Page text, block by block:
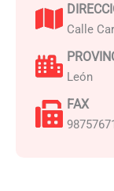
Calle
León
FAX